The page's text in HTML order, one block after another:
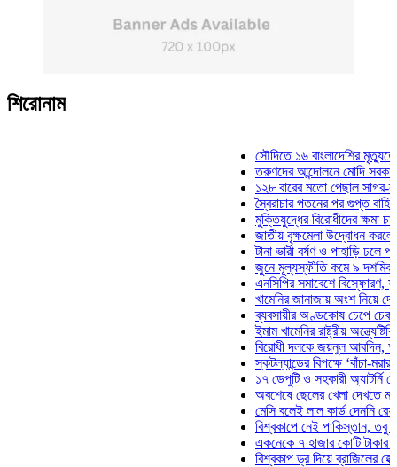
শিরোনাম
সৌদিতে ১৬ বাংলাদেশির মৃত্যুতে
তরুণদের আন্দোলনে মোদি সরকার
১২৮ বারের মতো পেছাল সাগর-রুনি
স্বৈরাচার পতনের পর গুপ্ত বাহিনীর
মুক্তিযুদ্ধের বিরোধীদের ক্ষমা চাইতে
জাতীয় বৃক্ষমেলা উদ্বোধন করলেন
টানা ভারী বর্ষণ ও পাহাড়ি ঢলে
জুনে মূল্যস্ফীতি কমে ৯ দশমিক ১৬
এনসিপির সমাবেশে বিস্ফোরণ,
খামেনির জানাজায় অংশ নিয়ে দেশে
ব্যবসায়ীর অণ্ডকোষ চেপে চেক-
ইমাম খামেনির রাষ্ট্রীয়
বিরোধী দলকে জয়নুল আবদিন,
স্কটল্যান্ডের বিপক্ষে ‘বাঁচা-মরার
১৭ ডেপুটি ও সহকারী অ্যাটর্নি
অবশেষে ছেলের খেলা দেখতে মাঠে
মেসি বলেই লাল কার্ড দেননি রেফারি!
বিশ্বকাপে নেই পাকিস্তান, তবু
একনেকে ৭ হাজার কোটি টাকার ৫
বিশ্বকাপ ড্র দিয়ে ব্রাজিলের হেক্সা